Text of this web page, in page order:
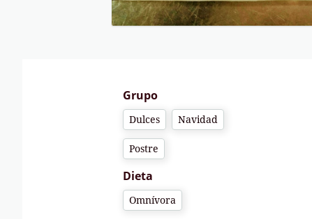
Grupo
Dulces Navidad
Postre
Dieta
Omnívora